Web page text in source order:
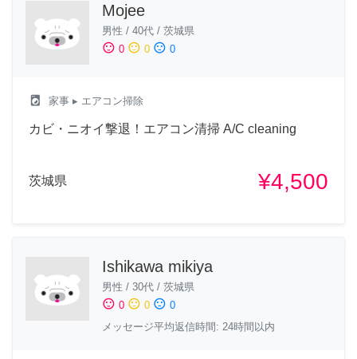
Mojee
男性 / 40代 / 茨城県
sentiment_satisfied 0 sentiment_neutral 0 sentiment_dissatisfied 0
local_laundry_service 家事 ▸ エアコン掃除
カビ・ニオイ撃退！エアコン清掃 A/C cleaning
茨城県 ¥4,500
Ishikawa mikiya
男性 / 30代 / 茨城県
sentiment_satisfied 0 sentiment_neutral 0 sentiment_dissatisfied 0
メッセージ平均返信時間: 24時間以内